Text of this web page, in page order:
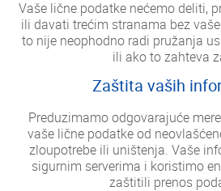
Vaše lične podatke nećemo deliti,
ili davati trećim stranama bez
to nije neophodno radi pružanja
ili ako to zahteva
Zaštita vaših
Preduzimamo odgovarajuće
vaše lične podatke od
zloupotrebe ili uništenja. Vaše
sigurnim serverima i koristimo
zaštitili prenos